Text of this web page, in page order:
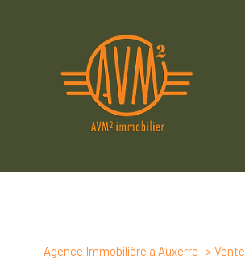
Agence Immobilière à Auxerre Vente